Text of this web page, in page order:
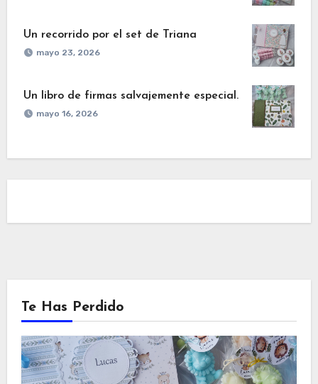
Un recorrido por el set de Triana
mayo 23, 2026
Un libro de firmas salvajemente especial.
mayo 16, 2026
Te Has Perdido